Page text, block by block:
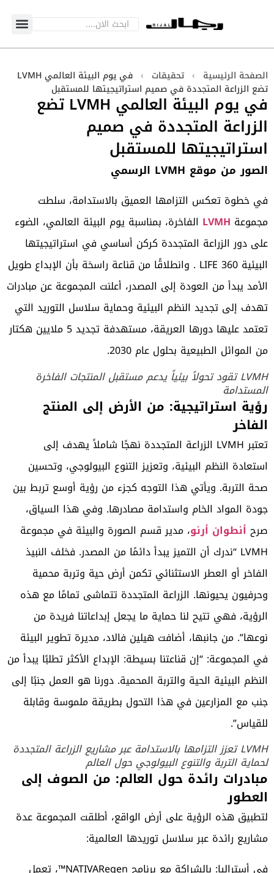
الصفحة الرئيسية › تحقيقات ›
في يوم البيئة العالمي LVMH
تضع الزراعة المتجددة في صميم استراتيجيتها للمستقبل
في يوم البيئة العالمي LVMH تضع
الزراعة المتجددة في صميم
استراتيجيتها للمستقبل
الصور من موقع LVMH الرسمي
في خطوة تعكس التزامها العميق بالاستدامة، سلطت
مجموعة LVMH الفاخرة، بمناسبة يوم البيئة العالمي، الضوء
على دور الزراعة المتجددة كركن أساسي في استراتيجيتها
البيئية LIFE 360 . وانطلاقًا من قناعة راسخة بأن الإبداع طويل
الأمد يبدأ من العودة إلى المصدر، أعلنت المجموعة عن مبادرات
تهدف إلى تجديد النظم البيئية وحماية سلاسل التوريد التي
تعتمد عليها دورها العريقة، مستهدفة تجديد 5 ملايين هكتار
من الموائل الطبيعية بحلول عام 2030.
LVMH تقود تحولاً بيئياً يدعم مستقبل المنتجات الفاخرة
المستدامة
رؤية استراتيجية: من الأرض إلى المنتج
الفاخر
تعتبر LVMH الزراعة المتجددة نهجًا شاملاً يهدف إلى
استعادة النظم البيئية، وتعزيز التنوع البيولوجي، وتحسين
صحة التربة. ويأتي هذا التوجه كجزء من رؤية أوسع تربط بين
جودة المواد الخام واستدامة مصادرها. وفي هذا السياق،
صرح أنطوان أرنو، مدير قسم الصورة والبيئة في مجموعة
LVMH “ندرك أن التميز يبدأ دائمًا من المصدر. فخلف النبيذ
الفاخر أو العطر الاستثنائي تكمن أرض حية وتربة محمية
وحرفيون يحيونها. الزراعة المتجددة تتماشى تمامًا مع هذه
الرؤية، فهي تتيح لنا حماية ما يجعل إبداعاتنا فريدة من
نوعها”. من جانبها، أضافت هيلين فالاد، مديرة تطوير البيئة
في المجموعة: “إن قناعتنا بسيطة: الإبداع الأكثر تطلبًا يبدأ من
النظم البيئية الحية والتربة المحمية. دورنا هو العمل جنبًا إلى
جنب مع المزارعين في هذا التحول بطريقة ملموسة وقابلة
للقياس”.
LVMH تعزز التزامها بالاستدامة عبر مشاريع الزراعة المتجددة
لحماية التربة والتنوع البيولوجي حول العالم
مبادرات رائدة حول العالم: من الصوف إلى
العطور
لتطبيق هذه الرؤية على أرض الواقع، أطلقت المجموعة عدة
مشاريع رائدة عبر سلاسل توريدها العالمية:
في أستراليا: بالشراكة مع برنامج NATIVARegen™، تعمل